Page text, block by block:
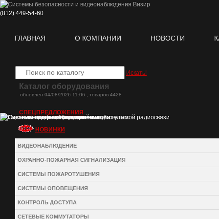
(812) 449-54-60
ГЛАВНАЯ О КОМПАНИИ НОВОСТИ
Искать!
Каталог оборудования
oбновлен 04/08/2026 11:06 , товаров 4428
СПЕЦПРЕДЛОЖЕНИЯ
НОВИНКИ
ВИДЕОНАБЛЮДЕНИЕ
ОХРАННО-ПОЖАРНАЯ СИГНАЛИЗАЦИЯ
СИСТЕМЫ ПОЖАРОТУШЕНИЯ
СИСТЕМЫ ОПОВЕЩЕНИЯ
КОНТРОЛЬ ДОСТУПА
СЕТЕВЫЕ КОММУТАТОРЫ